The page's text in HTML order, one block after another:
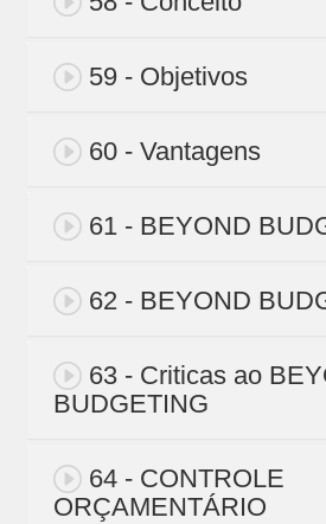
59 - Objetivos
60 - Vantagens
61 - BEYOND
62 - BEYOND
63 - Criticas ao
BUDGETING
64 - CONTROLE
ORÇAMENTÁRIO